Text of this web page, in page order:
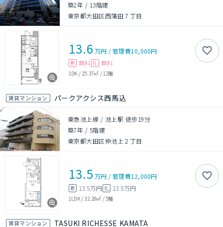
築2年 / 13階建
東京都大田区西蒲田７丁目
13.6 万円 /管理費10,000円
敷 無料 礼 無料
1DK / 25.37㎡ / 12階
賃貸マンション パークアクシス西馬込
東急池上線 / 池上駅 徒歩19分
築7年 / 5階建
東京都大田区仲池上２丁目
13.5 万円 /管理費12,000円
敷 13.5万円 礼 13.5万円
1LDK/32.28㎡ /5階
賃貸マンション TASUKI RICHESSE KAMATA